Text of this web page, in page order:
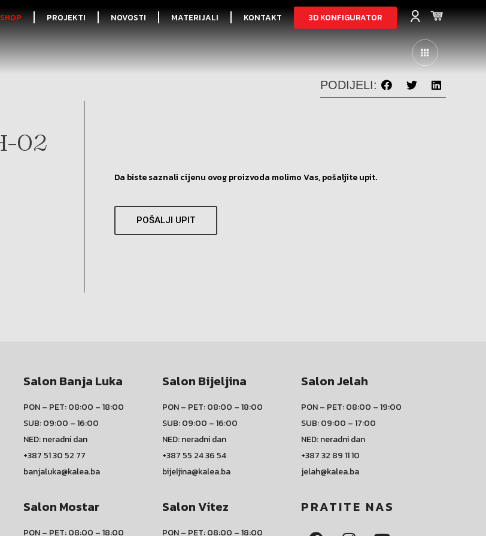
SHOP PROJEKTI NOVOSTI MATERIJALI KONTAKT 3D KONFIGURATOR
PODIJELI:
02
Da biste saznali cijenu ovog proizvoda molimo Vas, pošaljite upit.
POŠALJI UPIT
Salon Banja Luka
PON – PET: 08:00 – 18:00
SUB: 09:00 – 16:00
NED: neradni dan
+387 51 30 52 77
banjaluka@kalea.ba
Salon Bijeljina
PON – PET: 08:00 – 18:00
SUB: 09:00 – 16:00
NED: neradni dan
+387 55 24 36 54
bijeljina@kalea.ba
Salon Jelah
PON – PET: 08:00 – 19:00
SUB: 09:00 – 17:00
NED: neradni dan
+387 32 89 11 10
jelah@kalea.ba
Salon Mostar
PON – PET: 08:00 – 18:00
Salon Vitez
PON – PET: 08:00 – 18:00
PRATITE NAS